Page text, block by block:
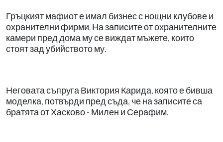
Гръцкият мафиот е имал бизнес с нощни клубове и
охранителни фирми. На записите от охранителните
камери пред дома му се виждат мъжете, които
стоят зад убийството му.
Неговата съпруга Виктория Карида, която е бивша
моделка, потвърди пред съда, че на записите са
братята от Хасково - Милен и Серафим.